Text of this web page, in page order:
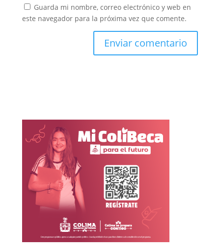
Guarda mi nombre, correo electrónico y web en
este navegador para la próxima vez que comente.